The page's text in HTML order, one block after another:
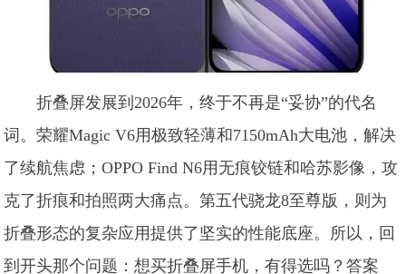
折叠屏发展到2026年，终于不再是“妥协”的代名
词。荣耀Magic V6用极致轻薄和7150mAh大电池，解决
了续航焦虑；OPPO Find N6用无痕铰链和哈苏影像，攻
克了折痕和拍照两大痛点。第五代骁龙8至尊版，则为
折叠形态的复杂应用提供了坚实的性能底座。所以，回
到开头那个问题：想买折叠屏手机，有得选吗？答案